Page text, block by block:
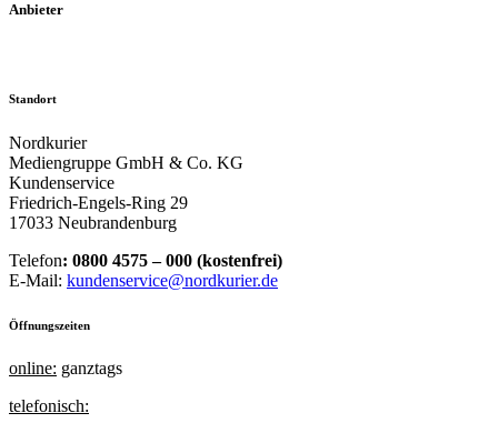
Anbieter
Standort
Nordkurier
Mediengruppe GmbH & Co. KG
Kundenservice
Friedrich-Engels-Ring 29
17033 Neubrandenburg
Telefon: 0800 4575 – 000 (kostenfrei)
E-Mail: kundenservice@nordkurier.de
Öffnungszeiten
online: ganztags
telefonisch: